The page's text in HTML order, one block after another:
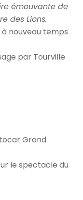
émouvante de
des Lions.
à nouveau temps
par Tourville
Grand
le spectacle du